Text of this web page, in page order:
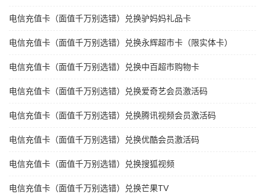
电信充值卡（面值千万别选错）兑换驴妈妈礼品卡
电信充值卡（面值千万别选错）兑换永辉超市卡（限实体卡）
电信充值卡（面值千万别选错）兑换中百超市购物卡
电信充值卡（面值千万别选错）兑换爱奇艺会员激活码
电信充值卡（面值千万别选错）兑换腾讯视频会员激活码
电信充值卡（面值千万别选错）兑换优酷会员激活码
电信充值卡（面值千万别选错）兑换搜狐视频
电信充值卡（面值千万别选错）兑换芒果TV